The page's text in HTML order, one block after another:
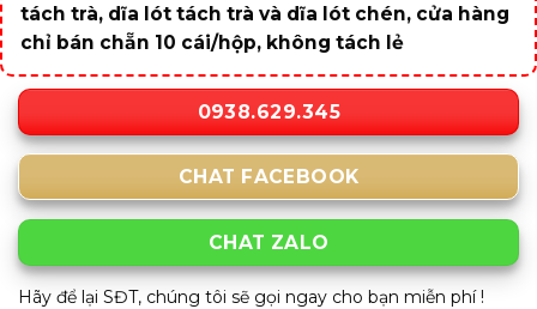
tách trà, dĩa lót tách trà và dĩa lót chén, cửa hàng
chỉ bán chẵn 10 cái/hộp, không tách lẻ
0938.629.345
CHAT FACEBOOK
CHAT ZALO
Hãy để lại SĐT, chúng tôi sẽ gọi ngay cho bạn miễn phí !